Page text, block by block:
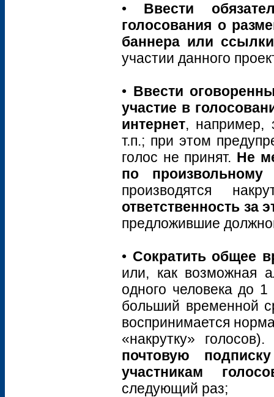
• Ввести
голосования о
баннера или
участии данного
• Ввести
участие в
интернет, например,
т.п.; при этом
голос не принят. Не
по произвольному
производятся
ответственность за
предложившие
• Сократить общее
или, как возможная
одного человека до
больший временной
воспринимается
«накрутку»
почтовую
участникам
следующий раз;